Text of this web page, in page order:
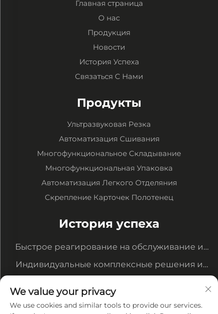
Главная страница
О нас
Продукция
Новости
История Успеха
Связаться С Нами
Продукты
Ультразвуковая Резка
Автоматизация Сшивания
Многофункциональное Складывание
Многофункциональная Упаковка
Автоматизация Легкого Отделяния
Скрепление Карточек Полотенец
История успеха
Быстрое реагирование на обслуживание и
модернизация оборудования для
удовлетворения новых потребностей
Индивидуальные комплексные решения и
наше преимущество в цене и обеспечивает
крупные заказы клиентов
Интеллектуальное производство полного
We value your privacy
We use cookies and similar tools to provide our services.